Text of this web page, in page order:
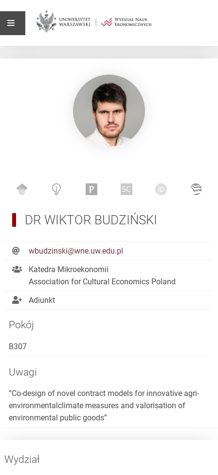
DR WIKTOR BUDZIŃSKI
wbudzinski@wne.uw.edu.pl
Katedra Mikroekonomii
Association for Cultural Economics Poland
Adiunkt
Pokój
B307
Uwagi
“Co-design of novel contract models for innovative agri-
environmentalclimate measures and valorisation of
environmental public goods”
Wydział